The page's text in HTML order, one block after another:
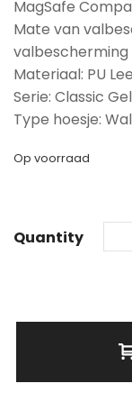
MagSafe
Mate van
valbescherming
Materiaal: PU
Serie: Classic
Type hoesje:
Op voorraad
Quantity